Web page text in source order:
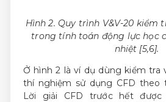
Hình2. Quy trình V&V-20 kiểm
trong tính toán động lực học
nhiệt [5,6].
Ở hình 2 là ví dụ dùng kiểm tra
thí nghiệm sử dụng CFD theo
Lời giải CFD trước hết